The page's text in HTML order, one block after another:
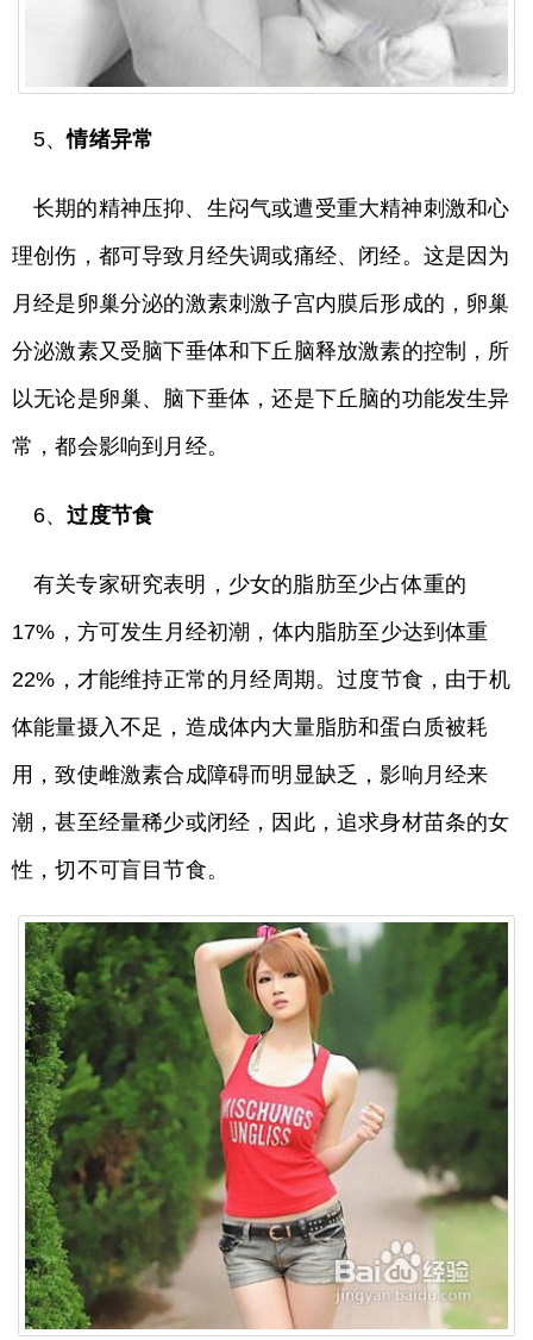
5、情绪异常
长期的精神压抑、生闷气或遭受重大精神刺激和心
理创伤，都可导致月经失调或痛经、闭经。这是因为
月经是卵巢分泌的激素刺激子宫内膜后形成的，卵巢
分泌激素又受脑下垂体和下丘脑释放激素的控制，所
以无论是卵巢、脑下垂体，还是下丘脑的功能发生异
常，都会影响到月经。
6、过度节食
有关专家研究表明，少女的脂肪至少占体重的
17%，方可发生月经初潮，体内脂肪至少达到体重
22%，才能维持正常的月经周期。过度节食，由于机
体能量摄入不足，造成体内大量脂肪和蛋白质被耗
用，致使雌激素合成障碍而明显缺乏，影响月经来
潮，甚至经量稀少或闭经，因此，追求身材苗条的女
性，切不可盲目节食。